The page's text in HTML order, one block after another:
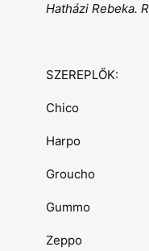
Hatházi Rebeka.
SZEREPLŐK:
Chico
Harpo
Groucho
Gummo
Zeppo